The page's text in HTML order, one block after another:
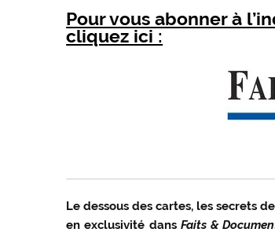
Pour vous abonner à
cliquez ici :
Le dessous des cartes, les secrets
en exclusivité dans Faits &